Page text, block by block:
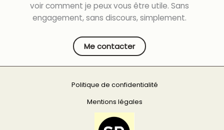
voir comment je peux vous être utile. Sans
engagement, sans discours, simplement.
Me contacter
Politique de confidentialité
Mentions légales